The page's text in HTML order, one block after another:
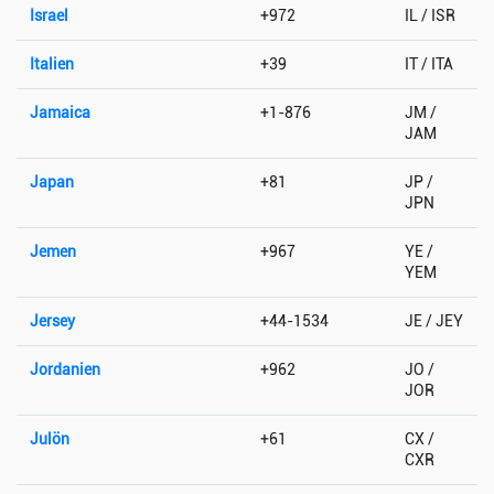
Israel +972 IL / ISR
Italien +39 IT / ITA
Jamaica +1-876
JM /
JAM
Japan +81
JP /
JPN
Jemen +967
YE /
YEM
Jersey +44-1534 JE / JEY
Jordanien +962
JO /
JOR
Julön +61
CX /
CXR